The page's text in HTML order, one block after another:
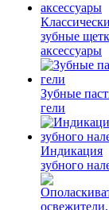
зубные
аксессуары
Зубные
гели
Индикация
зубного